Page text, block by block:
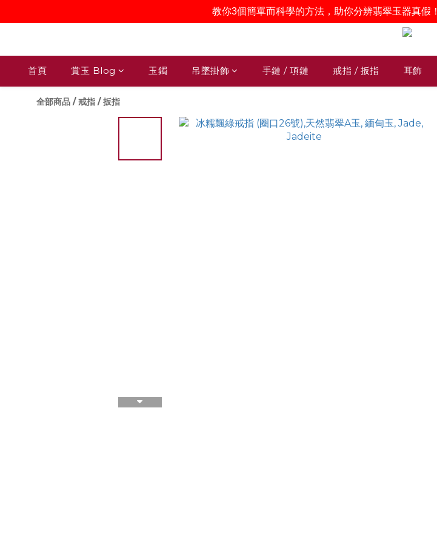
首頁 賞玉 Blog 玉鐲 吊墜掛飾 手鏈 / 項鏈 戒指 / 扳指 耳飾
全部商品 /戒指 / 扳指
教你3個簡單而科學的方法，助你分辨翡翠玉器真假！